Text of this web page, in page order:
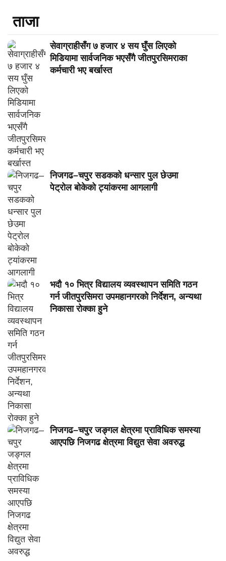
ताजा
सेवाग्राहीसँग ७ हजार ४ सय घुँस लिएको
मिडियामा सार्वजनिक भएसँगै जीतपुरसिमराका
कर्मचारी भए बर्खास्त
निजगढ–चपुर सडकको धन्सार पुल छेउमा
पेट्रोल बोकेको ट्यांकरमा आगलागी
भदौ १० भित्र विद्यालय व्यवस्थापन समिति गठन
गर्न जीतपुरसिमरा उपमहानगरको निर्देशन, अन्यथा
निकासा रोक्का हुने
निजगढ–चपुर जङ्गल क्षेत्रमा प्राविधिक समस्या
आएपछि निजगढ क्षेत्रमा विद्युत सेवा अवरुद्ध